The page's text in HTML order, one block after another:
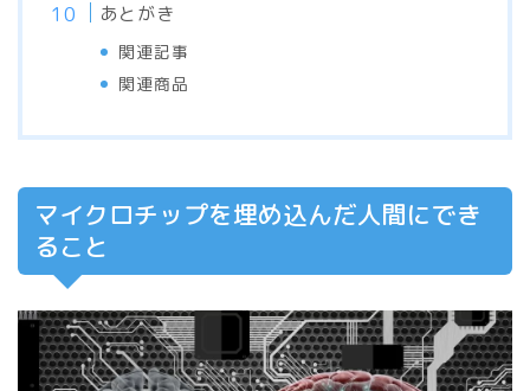
あとがき
関連記事
関連商品
マイクロチップを埋め込んだ人間にでき
ること